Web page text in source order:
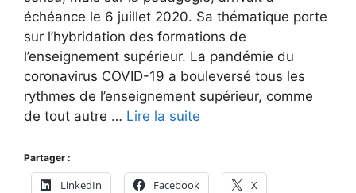
échéance le 6 juillet 2020. Sa thématique porte
sur l’hybridation des formations de
l’enseignement supérieur. La pandémie du
coronavirus COVID-19 a bouleversé tous les
rythmes de l’enseignement supérieur, comme
de tout autre … Lire la suite
Partager :
LinkedIn Facebook X